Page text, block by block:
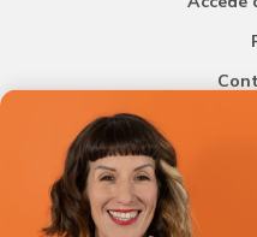
Añade una porción